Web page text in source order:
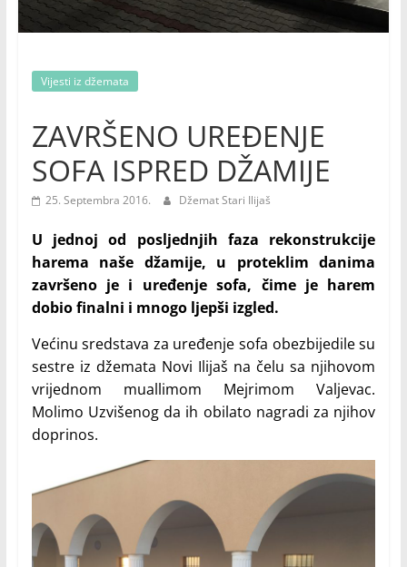
Vijesti iz džemata
ZAVRŠENO UREĐENJE
SOFA ISPRED DŽAMIJE
25. Septembra 2016. Džemat Stari Ilijaš
U jednoj od posljednjih faza rekonstrukcije
harema naše džamije, u proteklim danima
završeno je i uređenje sofa, čime je harem
dobio finalni i mnogo ljepši izgled.
Većinu sredstava za uređenje sofa obezbijedile su
sestre iz džemata Novi Ilijaš na čelu sa njihovom
vrijednom muallimom Mejrimom Valjevac.
Molimo Uzvišenog da ih obilato nagradi za njihov
doprinos.